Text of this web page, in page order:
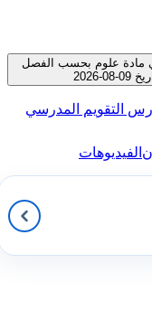
مادة علوم بحسب الفصل
التقويم المدرسي
الفيديوهات